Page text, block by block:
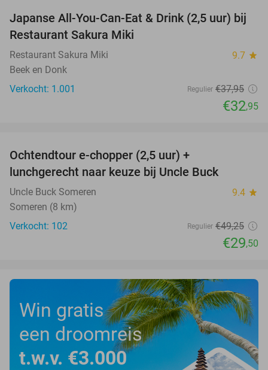
13%
Japanse All-You-Can-Eat & Drink (2,5 uur) bij
Restaurant Sakura Miki
Restaurant Sakura Miki 9.7 star
Beek en Donk
Verkocht: 1.001
Regulier €37,95
€32,95
Ochtendtour e-chopper (2,5 uur) +
lunchgerecht naar keuze bij Uncle Buck
Uncle Buck Someren 9.4 star
Someren (8 km)
Verkocht: 102
Regulier €49,25
€29,50
Win gratis
een droomreis
t.w.v. €3.000